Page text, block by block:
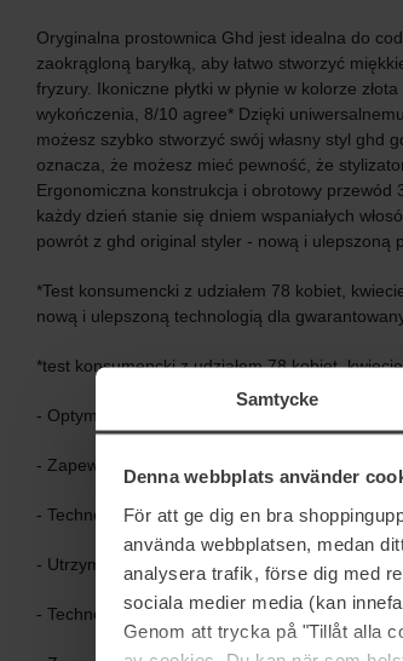
Samtycke
Denna webbplats använder
För att ge dig en bra
använda webbplatsen, medan
analysera trafik, förse dig med
sociala medier media (kan
Genom att trycka på "Tillåt alla
Oryginalna prostownica Ghd jest idealna do
zaokrągloną baryłką, aby łatwo stworzyć
fryzury. Ikoniczne płytki w płynie w kolorze
wykończenia, 8/10 agree* Dzięki
możesz szybko stworzyć swój własny styl ghd
oznacza, że możesz mieć pewność, że
Ergonomiczna konstrukcja i obrotowy przewód
każdy dzień stanie się dniem wspaniałych
powrót z ghd original styler - nową i ulepszoną
*Test konsumencki z udziałem 78 kobiet,
nową i ulepszoną technologią dla
*test konsumencki z udziałem 78 kobiet,
- Optymalna temperatura stylizacji 185°C
- Zapewnia trwałość fryzury przez cały dzień
- Technologia ogrzewania ceramicznego
- Utrzymuje temperaturę 185ºC dla optymalnej
- Technologia SinglezoneTM